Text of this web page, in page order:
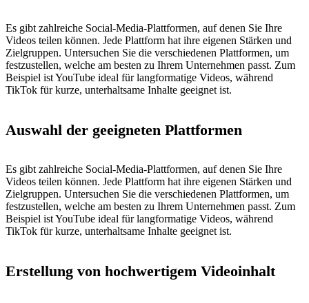
Es gibt zahlreiche Social-Media-Plattformen, auf denen Sie Ihre
Videos teilen können. Jede Plattform hat ihre eigenen Stärken und
Zielgruppen. Untersuchen Sie die verschiedenen Plattformen, um
festzustellen, welche am besten zu Ihrem Unternehmen passt. Zum
Beispiel ist YouTube ideal für langformatige Videos, während
TikTok für kurze, unterhaltsame Inhalte geeignet ist.
Auswahl der geeigneten Plattformen
Es gibt zahlreiche Social-Media-Plattformen, auf denen Sie Ihre
Videos teilen können. Jede Plattform hat ihre eigenen Stärken und
Zielgruppen. Untersuchen Sie die verschiedenen Plattformen, um
festzustellen, welche am besten zu Ihrem Unternehmen passt. Zum
Beispiel ist YouTube ideal für langformatige Videos, während
TikTok für kurze, unterhaltsame Inhalte geeignet ist.
Erstellung von hochwertigem Videoinhalt